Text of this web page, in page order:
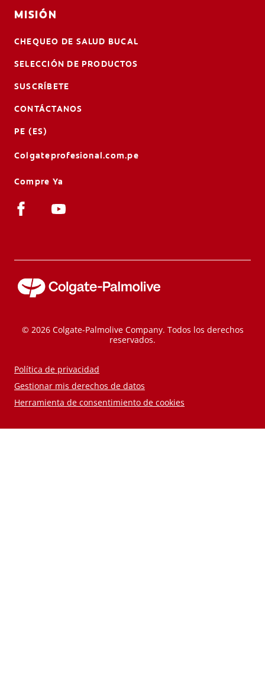
MISIÓN
CHEQUEO DE SALUD BUCAL
SELECCIÓN DE PRODUCTOS
SUSCRÍBETE
CONTÁCTANOS
PE (ES)
Colgateprofesional.com.pe
Compre Ya
© 2026 Colgate-Palmolive Company. Todos los derechos
reservados.
Política de privacidad
Gestionar mis derechos de datos
Herramienta de consentimiento de cookies